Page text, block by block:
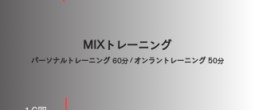
MIXトレーニング
パーソナルトレーニング 60分 / オンラントレーニング 50分